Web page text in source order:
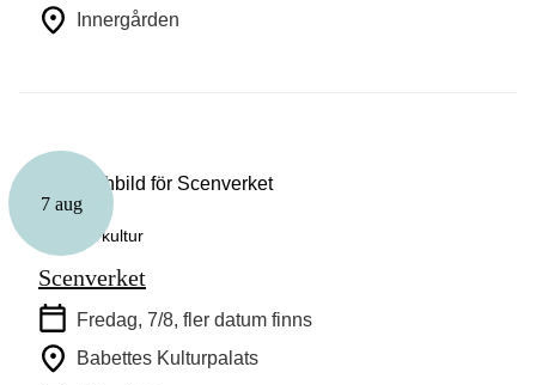
Innergården
7 aug
Konst & kultur
Scenverket
Fredag, 7/8, fler datum finns
Babettes Kulturpalats